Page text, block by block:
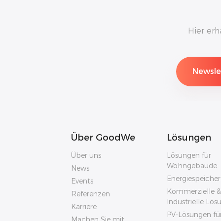
Hier
Über GoodWe
Über uns
News
Events
Referenzen
Karriere
Lösungen
Lösungen für
Wohngebäude
Kommerzielle &
Industrielle
PV-Lösungen